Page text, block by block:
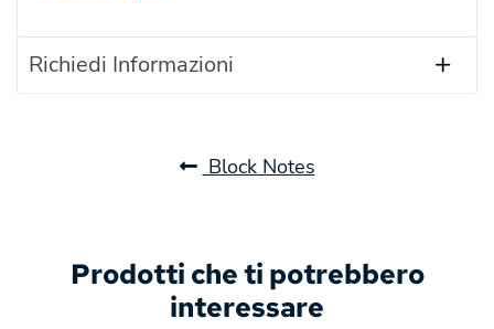
Richiedi Informazioni
Block Notes
Prodotti che ti potrebbero
interessare